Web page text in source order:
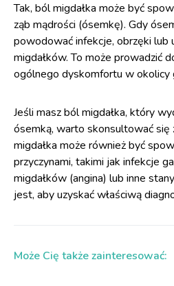
Tak, ból migdałka może być
ząb mądrości (ósemkę). Gdy
powodować infekcje, obrzęki lub
migdałków. To może prowadzić
ogólnego dyskomfortu w okolicy
Jeśli masz ból migdałka, który
ósemką, warto skonsultować
migdałka może również być
przyczynami, takimi jak infekcje
migdałków (angina) lub inne
jest, aby uzyskać właściwą
Może Cię także zainteresować: